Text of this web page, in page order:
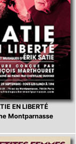
EN LIBERTÉ
Montparnasse